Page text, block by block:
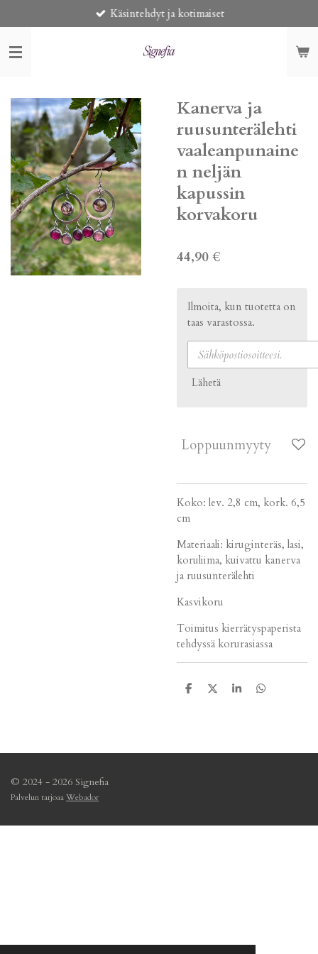
pääsisältöön
Käsintehdyt ja kotimaiset
Kanerva ja
ruusunterälehti
vaaleanpunaine
n neljän
kapussin
korvakoru
44,90 €
Ilmoita, kun tuotetta on
taas varastossa.
Lähetä
Loppuunmyyty
Koko: lev. 2,8 cm, kork. 6,5
cm
Materiaali: kiruginteräs, lasi,
koruliima, kuivattu kanerva
ja ruusunterälehti
Kasvikoru
Toimitus kierrätyspaperista
tehdyssä korurasiassa
J
J
J
J
© 2024 - 2026 Signefia
Palvelun tarjoaaWebador